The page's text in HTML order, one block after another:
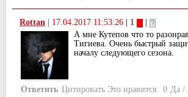
Rottan 17.04.2017 11:53:26 | 1
А мне Кутепов что то
Тигиева. Очень быстрый
началу следующего сезона.
Ответить Цитировать Это нравится: 0 Да /